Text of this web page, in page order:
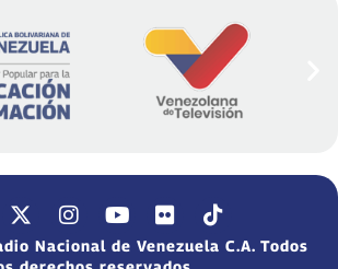
Nacional de Venezuela C.A. Todos